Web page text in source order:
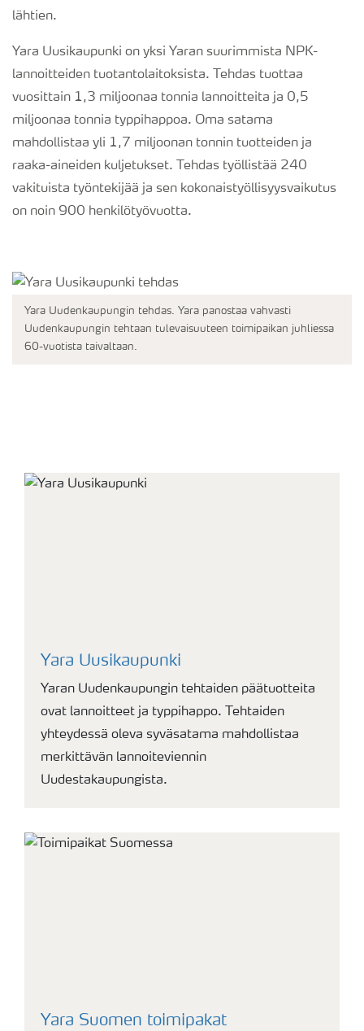
lähtien.
Yara Uusikaupunki on yksi Yaran suurimmista NPK-
lannoitteiden tuotantolaitoksista. Tehdas tuottaa
vuosittain 1,3 miljoonaa tonnia lannoitteita ja 0,5
miljoonaa tonnia typpihappoa. Oma satama
mahdollistaa yli 1,7 miljoonan tonnin tuotteiden ja
raaka-aineiden kuljetukset. Tehdas työllistää 240
vakituista työntekijää ja sen kokonaistyöllisyysvaikutus
on noin 900 henkilötyövuotta.
Yara Uudenkaupungin tehdas. Yara panostaa vahvasti
Uudenkaupungin tehtaan tulevaisuuteen toimipaikan juhliessa
60-vuotista taivaltaan.
Yara Uusikaupunki
Yaran Uudenkaupungin tehtaiden päätuotteita
ovat lannoitteet ja typpihappo. Tehtaiden
yhteydessä oleva syväsatama mahdollistaa
merkittävän lannoiteviennin
Uudestakaupungista.
Yara Suomen toimipakat